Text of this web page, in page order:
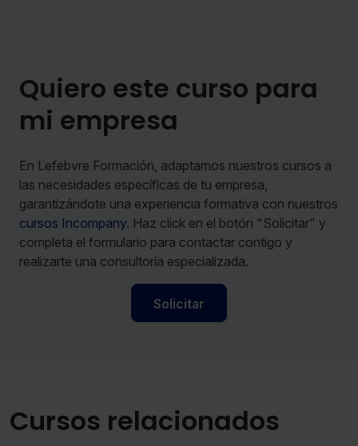
Quiero este curso para
mi empresa
En Lefebvre Formación, adaptamos nuestros cursos a
las necesidades específicas de tu empresa,
garantizándote una experiencia formativa con nuestros
cursos Incompany. Haz click en el botón "Solicitar" y
completa el formulario para contactar contigo y
realizarte una consultoría especializada.
Solicitar
Cursos relacionados